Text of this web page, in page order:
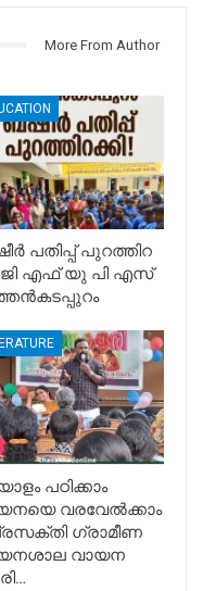
More From Author
പതിപ്പ് പുറത്തിറ
ജി എഫ് യു പി എസ്
പഠിക്കാം
വരവേൽക്കാം
ഗ്രാമീണ
വായന